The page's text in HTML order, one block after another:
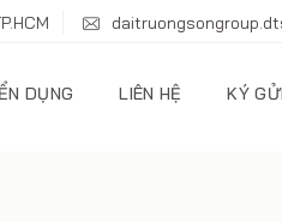
DỤNG LIÊN HỆ KÝ GỬI